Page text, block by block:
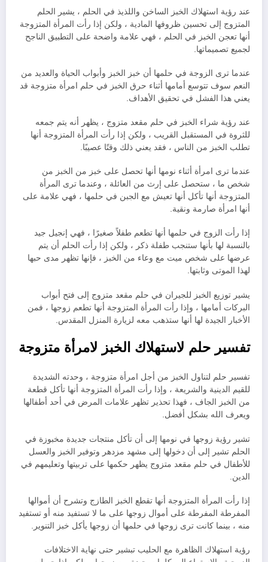
عند رؤية استهلاك الخبز الساخن واللذيذ في الحلم ، يشير الحلم
المتزوج إلى تحسين ظروفها المادية ، ولكن إذا رأت المرأة المتزوجة
أنها تعجن الخبز في الحلم ، فهي علامة واضحة على التطبيق الناجح
لجميع تصميماتها.
عندما ترى الزوجة في حلمها أن خبز الخبز وأبواب الحياة والعديد من
النعم سوف تتوسع أمامها أثناء حرق الخبز في حلم امرأة متزوجة قد
يعني هذا الفشل في تحقيق الأهداف.
عند رؤية شراء الخبز في حلم مقعد متزوج ، يظهر أنه يتم جمعه
للثروة في المستقبل القريب ، ولكن إذا رأت المرأة المتزوجة أنها
تطلب الخبز من الناس ، فقد يعني ذلك وقتًا عصيبًا.
عندما ترى امرأة أثناء نومها أنها تحصل على خبز من الخبز من
شخص ما ، ستحصل على إرث من العائلة ، وعندما ترى المرأة
المتزوجة أنها تأكل أنها تعيش مع الجبن في حلمها ، فهي علامة على
أنها امرأة صارمة ونقية.
إذا رأت الزوج في حلمها أنها تطعم طفلاً صغيرًا ، فهي إنجيل جيد
بالنسبة لها بأنها ستنجب طفلة ذكر ، ولكن إذا رأت الحلم أن يتم
عرضها على شخص ميت مع وعاء من الخبز ، فإنها تظهر مدى حبها
لهذا الموتى وثابتها.
يشير توزيع الخبز للجيران في حلم مقعد متزوج إلى فتح أبواب
البركات أمامها ، وإذا رأت المرأة المتزوجة أنها تطعم زوجها ، فمن
الأخبار الجيدة لها أنها ستذهب معه لزيارة المنزل المقدس.
تفسير حلم لاستهلاك الخبز لامرأة متزوجة
تفسير حلم لتناول الخبز من أجل امرأة متزوجة ، وحدته الشديدة
للقيم الدينية والشريعة ، وإذا رأت المرأة المتزوجة أنها تأكل قطعة
من الخبز الجاف ، فهذا تحذير تظهر علامات المرض في أحد أطفالها
ويعرف الله بشكل أفضل.
تشير رؤية زوجها في نومها إلى أن تأكل منتجات جديدة مخبوزة في
الحلم تشير إلى أن دخولها إلى مشهد مزدهر وتوفير الخبز والعسل
للأطفال في حلم مقعد متزوج يظهر حكمها على تربيتها وتعليمهم في
الدين.
إذا رأت المرأة المتزوجة أنها تقطع الخبز الطازج وتشرح أن أموالها
المفرطة المفرطة على أموال زوجها على ما لا تستفيد منه أو تستفيد
منه ، بينما كانت ترى زوجها في حلمها أن زوجها يأكل خبز التنوير.
رؤية استهلاك الظاهرة مع الحليب تبشير حتى نهاية الاختلافات